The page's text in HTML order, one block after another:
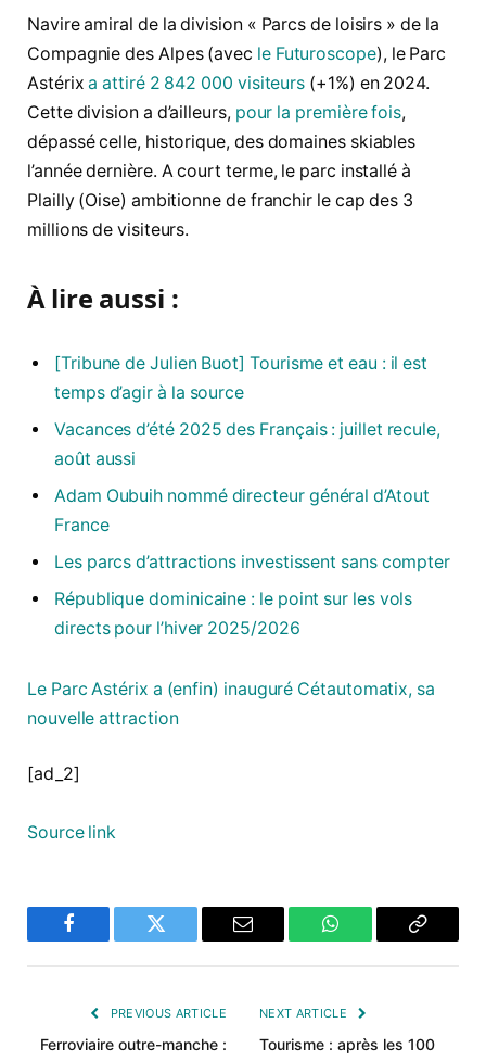
Navire amiral de la division « Parcs de loisirs » de la
Compagnie des Alpes (avec le Futuroscope), le Parc
Astérixa attiré 2 842 000 visiteurs (+1%) en 2024.
Cette division a d’ailleurs, pour la première fois,
dépassé celle, historique, des domaines skiables
l’année dernière. A court terme, le parc installé à
Plailly (Oise) ambitionne de franchir le cap des 3
millions de visiteurs.
À lire aussi :
[Tribune de Julien Buot] Tourisme et eau : il est
temps d’agir à la source
Vacances d’été 2025 des Français : juillet recule,
août aussi
Adam Oubuih nommé directeur général d’Atout
France
Les parcs d’attractions investissent sans compter
République dominicaine : le point sur les vols
directs pour l’hiver 2025/2026
Le Parc Astérix a (enfin) inauguré Cétautomatix, sa
nouvelle attraction
[ad_2]
Source link
Facebook Twitter Email WhatsAppCopy
PREVIOUS ARTICLE
Ferroviaire outre-manche :
NEXT ARTICLE
Tourisme : après les 100